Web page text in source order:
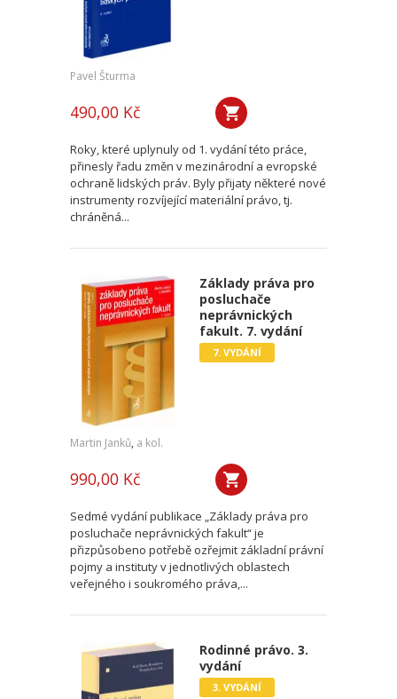
Pavel Šturma
490,00 Kč
Roky, které uplynuly od 1. vydání této práce,
přinesly řadu změn v mezinárodní a evropské
ochraně lidských práv. Byly přijaty některé nové
instrumenty rozvíjející materiální právo, tj.
chráněná...
Základy práva pro
posluchače
neprávnických
fakult. 7. vydání
7. VYDÁNÍ
Martin Janků, a kol.
990,00 Kč
Sedmé vydání publikace „Základy práva pro
posluchače neprávnických fakult“ je
přizpůsobeno potřebě ozřejmit základní právní
pojmy a instituty v jednotlivých oblastech
veřejného i soukromého práva,...
Rodinné právo. 3.
vydání
3. VYDÁNÍ